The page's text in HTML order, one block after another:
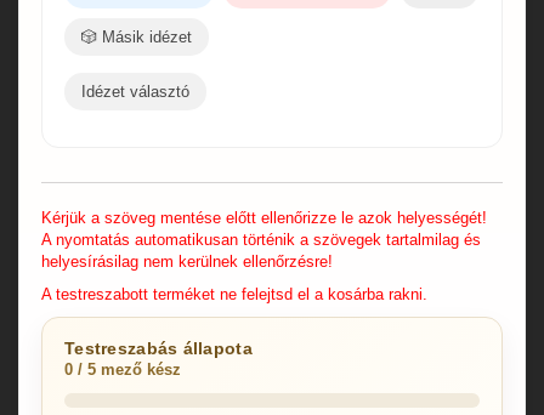
🎲 Másik idézet
Idézet választó
Kérjük a szöveg mentése előtt ellenőrizze le azok helyességét!
A nyomtatás automatikusan történik a szövegek tartalmilag és
helyesírásilag nem kerülnek ellenőrzésre!
A testreszabott terméket ne felejtsd el a kosárba rakni.
Testreszabás állapota
0 / 5 mező kész